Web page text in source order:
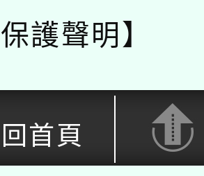
護聲明】
首頁